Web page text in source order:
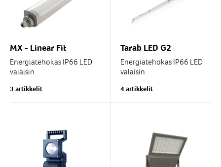
MX - Linear Fit
Energiatehokas IP66 LED
valaisin
- 4000K (3000K pyynnöstä)
- Saatavilla DALI, 1-10V
liitäntälaitteella
3 artikkelit
Tarab LED G2
Energiatehokas IP66 LED
valaisin
4000K (3000K pyynnöstä)
IK08
4 artikkelit